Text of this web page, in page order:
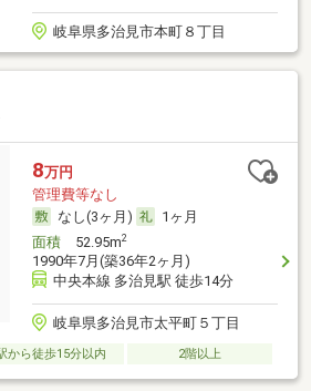
岐阜県多治見市本町８丁目
8万円
管理費等なし
なし(3ヶ月)
1ヶ月
面積52.95m2
1990年7月(築36年2ヶ月)
中央本線 多治見駅 徒歩14分
岐阜県多治見市太平町５丁目
から徒歩15分以内 2階以上